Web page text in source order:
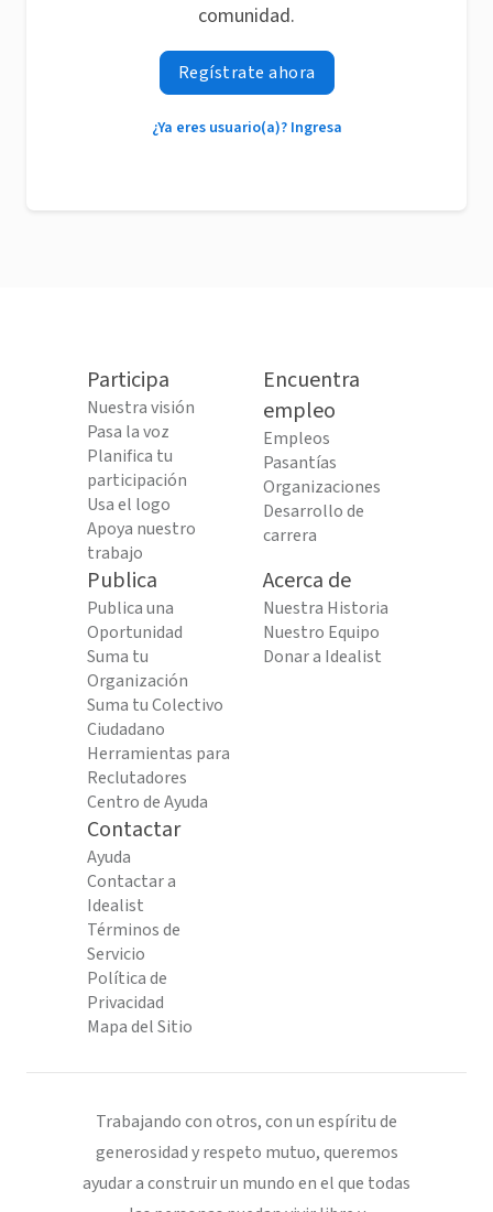
comunidad.
Regístrate ahora
¿Ya eres usuario(a)? Ingresa
Participa
Nuestra visión
Pasa la voz
Planifica tu
participación
Usa el logo
Apoya nuestro
trabajo
Encuentra
empleo
Empleos
Pasantías
Organizaciones
Desarrollo de
carrera
Publica
Publica una
Oportunidad
Suma tu
Organización
Suma tu Colectivo
Ciudadano
Herramientas para
Reclutadores
Centro de Ayuda
Acerca de
Nuestra Historia
Nuestro Equipo
Donar a Idealist
Contactar
Ayuda
Contactar a
Idealist
Términos de
Servicio
Política de
Privacidad
Mapa del Sitio
Trabajando con otros, con un espíritu de
generosidad y respeto mutuo, queremos
ayudar a construir un mundo en el que todas